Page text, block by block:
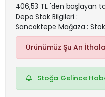
406,53 TL 'den başlayan
Depo Stok Bilgileri :
Sancaktepe Mağaza :
Ürünümüz Şu An
Stoğa Gelince